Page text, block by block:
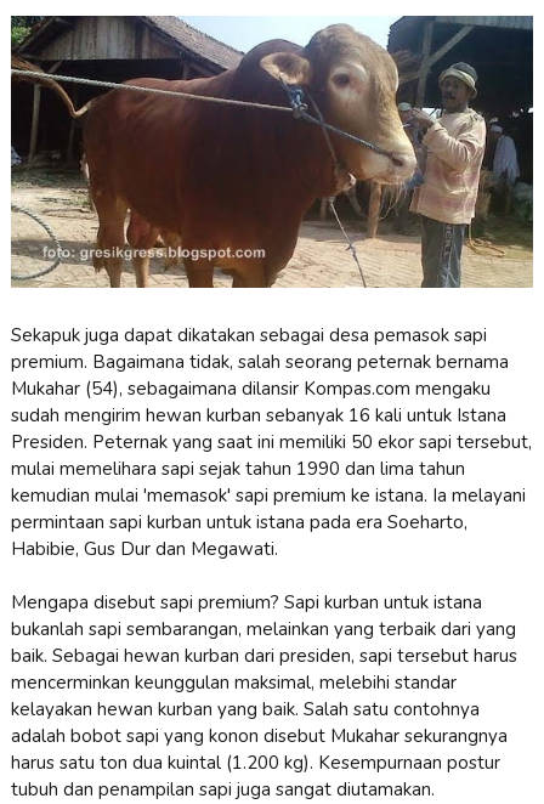
Sekapuk juga dapat dikatakan sebagai desa pemasok sapi
premium. Bagaimana tidak, salah seorang peternak bernama
Mukahar (54), sebagaimana dilansir Kompas.com mengaku
sudah mengirim hewan kurban sebanyak 16 kali untuk Istana
Presiden. Peternak yang saat ini memiliki 50 ekor sapi tersebut,
mulai memelihara sapi sejak tahun 1990 dan lima tahun
kemudian mulai 'memasok' sapi premium ke istana. Ia melayani
permintaan sapi kurban untuk istana pada era Soeharto,
Habibie, Gus Dur dan Megawati.
Mengapa disebut sapi premium? Sapi kurban untuk istana
bukanlah sapi sembarangan, melainkan yang terbaik dari yang
baik. Sebagai hewan kurban dari presiden, sapi tersebut harus
mencerminkan keunggulan maksimal, melebihi standar
kelayakan hewan kurban yang baik. Salah satu contohnya
adalah bobot sapi yang konon disebut Mukahar sekurangnya
harus satu ton dua kuintal (1.200 kg). Kesempurnaan postur
tubuh dan penampilan sapi juga sangat diutamakan.